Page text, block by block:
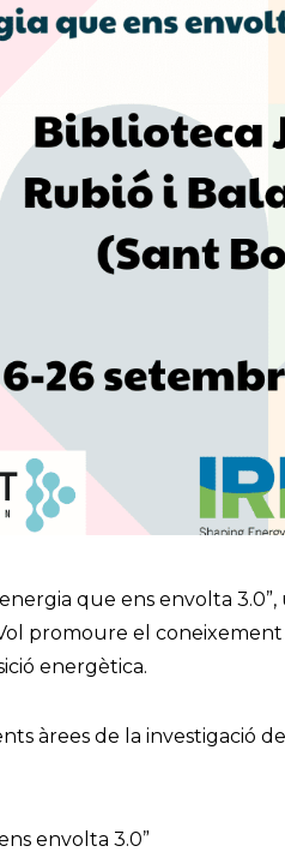
que ens envolta
promoure el coneixement
energètica.
àrees de la investigació
envolta 3.0”
Carrer Baldiri Aleu, 6,